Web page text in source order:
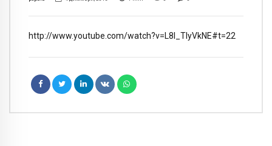
http://www.youtube.com/watch?v=L8I_TIyVkNE#t=22